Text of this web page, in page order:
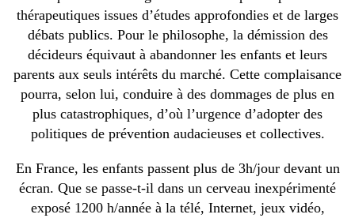
thérapeutiques issues d’études approfondies et de larges
débats publics. Pour le philosophe, la démission des
décideurs équivaut à abandonner les enfants et leurs
parents aux seuls intérêts du marché. Cette complaisance
pourra, selon lui, conduire à des dommages de plus en
plus catastrophiques, d’où l’urgence d’adopter des
politiques de prévention audacieuses et collectives.
En France, les enfants passent plus de 3h/jour devant un
écran. Que se passe-t-il dans un cerveau inexpérimenté
exposé 1200 h/année à la télé, Internet, jeux vidéo,